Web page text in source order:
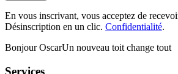
En vous inscrivant, vous acceptez de
Désinscription en un clic. Confidentialité.
Bonjour OscarUn nouveau toit change tout
Services